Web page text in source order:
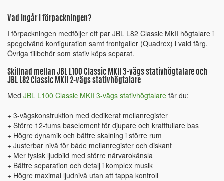
Vad ingår i förpackningen?
I förpackningen medföljer ett par JBL L82 Classic MkII högtalare i
spegelvänd konfiguration samt frontgaller (Quadrex) i vald färg.
Övriga tillbehör som stativ köps separat.
Skillnad mellan JBL L100 Classic MKII 3-vägs stativhögtalare och
JBL L82 Classic MKII 2-vägs stativhögtalare
Med JBL L100 Classic MKII 3-vägs stativhögtalare får du:
+ 3-vägskonstruktion med dedikerat mellanregister
+ Större 12-tums baselement för djupare och kraftfullare bas
+ Högre dynamik och bättre skalning i större rum
+ Justerbar nivå för både mellanregister och diskant
+ Mer fysisk ljudbild med större närvarokänsla
+ Bättre separation och detalj i komplex musik
+ Högre maximal ljudnivå utan att tappa kontroll